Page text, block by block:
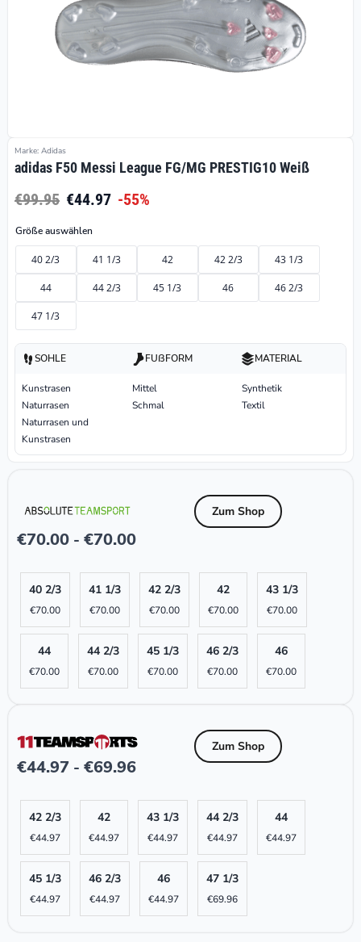
Marke: Adidas
adidas F50 Messi League FG/MG PRESTIG10 Weiß
€99.95 €44.97 -55%
Größe auswählen
40 2/3 41 1/3 42 42 2/3 43 1/3
44 44 2/3 45 1/3 46 46 2/3
47 1/3
SOHLE
Kunstrasen
Naturrasen
Naturrasen und
Kunstrasen
FUßFORM
Mittel
Schmal
MATERIAL
Synthetik
Textil
€70.00 - €70.00
Zum Shop
40 2/3
€70.00
41 1/3
€70.00
42 2/3
€70.00
42
€70.00
43 1/3
€70.00
44
€70.00
44 2/3
€70.00
45 1/3
€70.00
46 2/3
€70.00
46
€70.00
€44.97 - €69.96
Zum Shop
42 2/3
€44.97
42
€44.97
43 1/3
€44.97
44 2/3
€44.97
44
€44.97
45 1/3
€44.97
46 2/3
€44.97
46
€44.97
47 1/3
€69.96